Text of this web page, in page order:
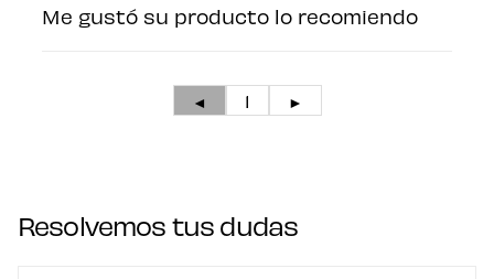
Me gustó su producto lo recomiendo
◄ 1 ►
Resolvemos tus dudas